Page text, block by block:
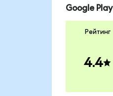
Google Play
Рейтинг
4.4